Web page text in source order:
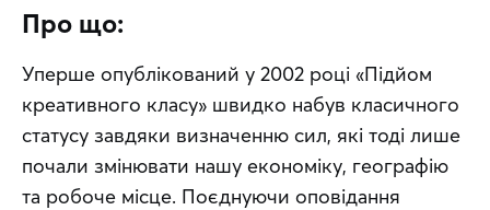
Про що:
Уперше опублікований у 2002 році «Підйом
креативного класу» швидко набув класичного
статусу завдяки визначенню сил, які тоді лише
почали змінювати нашу економіку, географію
та робоче місце. Поєднуючи оповідання